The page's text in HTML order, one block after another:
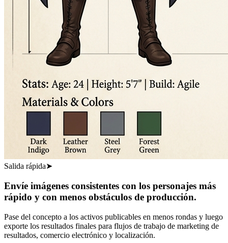
Salida rápida➤
Envíe imágenes consistentes con los personajes más
rápido y con menos obstáculos de producción.
Pase del concepto a los activos publicables en menos rondas y luego
exporte los resultados finales para flujos de trabajo de marketing de
resultados, comercio electrónico y localización.